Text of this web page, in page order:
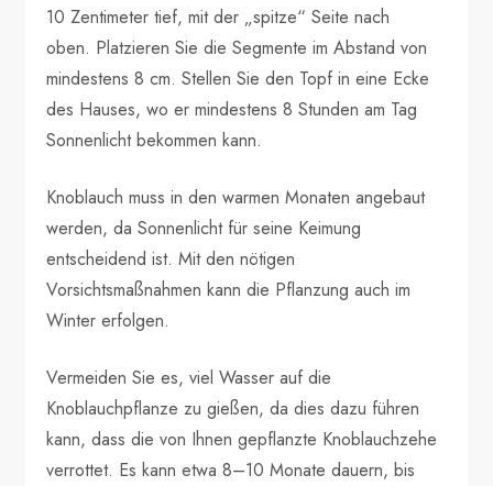
10 Zentimeter tief, mit der „spitze“ Seite nach
oben. Platzieren Sie die Segmente im Abstand von
mindestens 8 cm. Stellen Sie den Topf in eine Ecke
des Hauses, wo er mindestens 8 Stunden am Tag
Sonnenlicht bekommen kann.
Knoblauch muss in den warmen Monaten angebaut
werden, da Sonnenlicht für seine Keimung
entscheidend ist. Mit den nötigen
Vorsichtsmaßnahmen kann die Pflanzung auch im
Winter erfolgen.
Vermeiden Sie es, viel Wasser auf die
Knoblauchpflanze zu gießen, da dies dazu führen
kann, dass die von Ihnen gepflanzte Knoblauchzehe
verrottet. Es kann etwa 8–10 Monate dauern, bis